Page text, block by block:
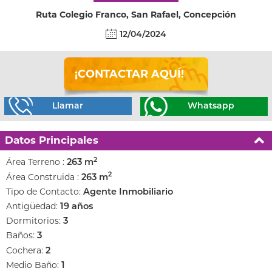
Ruta Colegio Franco, San Rafael, Concepción
12/04/2024
¡CONTACTAR AQUÍ!
Llamar Whatsapp
Datos Principales
Área Terreno : 263 m2
Área Construida : 263 m2
Tipo de Contacto: Agente Inmobiliario
Antigüedad: 19 años
Dormitorios: 3
Baños: 3
Cochera: 2
Medio Baño: 1